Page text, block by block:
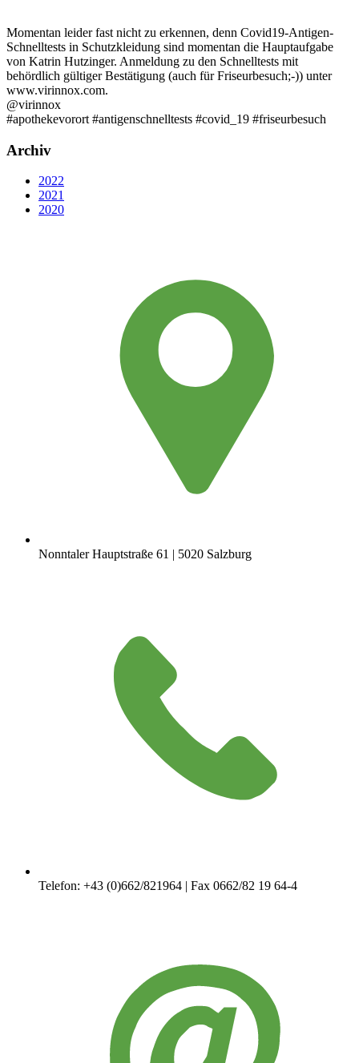
Momentan leider fast nicht zu erkennen, denn Covid19-Antigen-
Schnelltests in Schutzkleidung sind momentan die Hauptaufgabe
von Katrin Hutzinger. Anmeldung zu den Schnelltests mit
behördlich gültiger Bestätigung (auch für Friseurbesuch;-)) unter
www.virinnox.com.
@virinnox
#apothekevorort #antigenschnelltests #covid_19 #friseurbesuch
Archiv
2022
2021
2020
Nonntaler Hauptstraße 61 | 5020 Salzburg
Telefon: +43 (0)662/821964 | Fax 0662/82 19 64-4